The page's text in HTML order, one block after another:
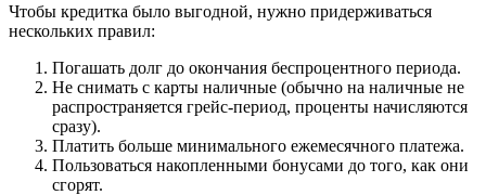
Чтобы кредитка было выгодной, нужно придерживаться
нескольких правил:
Погашать долг до окончания беспроцентного периода.
Не снимать с карты наличные (обычно на наличные не
распространяется грейс-период, проценты начисляются
сразу).
Платить больше минимального ежемесячного платежа.
Пользоваться накопленными бонусами до того, как они
сгорят.